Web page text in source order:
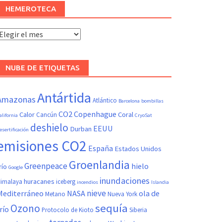
HEMEROTECA
Hemeroteca
NUBE DE ETIQUETAS
Antártida Atlántico Barcelona bombillas
Calor Cancún CO2Copenhague Coral CryoSat
deshielo Durban EEUU
CO2 España Estados Unidos
Google GreenpeaceGroenlandia hielo
huracanes iceberg incendios inundaciones Islandia
Metano NASA nieveNueva Yorkola de
Ozono Protocolo de Kioto sequía Siberia